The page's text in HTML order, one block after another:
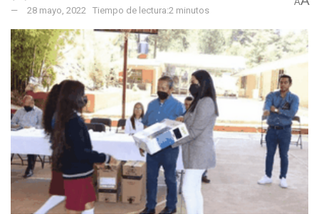
28 mayo, 2022
Tiempo de lectura:2 minutos